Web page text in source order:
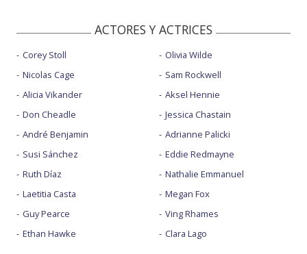
ACTORES Y ACTRICES
Corey Stoll
Nicolas Cage
Alicia Vikander
Don Cheadle
André Benjamin
Susi Sánchez
Ruth Díaz
Laetitia Casta
Guy Pearce
Ethan Hawke
Olivia Wilde
Sam Rockwell
Aksel Hennie
Jessica Chastain
Adrianne Palicki
Eddie Redmayne
Nathalie Emmanuel
Megan Fox
Ving Rhames
Clara Lago